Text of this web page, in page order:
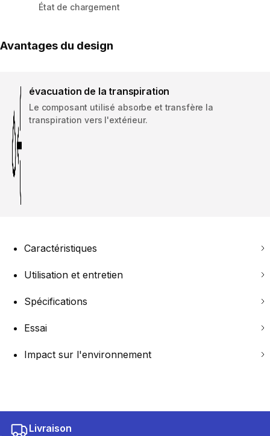
État de chargement
Avantages du design
évacuation de la transpiration
Le composant utilisé absorbe et transfère la
transpiration vers l'extérieur.
Caractéristiques
Utilisation et entretien
Spécifications
Essai
Impact sur l'environnement
Livraison